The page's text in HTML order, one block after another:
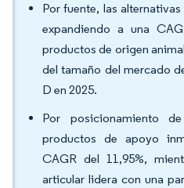
Por fuente, las
expandiendo a una
productos de origen
del tamaño del mercado
D en 2025.
Por posicionamiento
productos de apoyo
CAGR del 11,95%,
articular lidera con una